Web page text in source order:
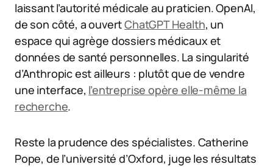
laissant l’autorité médicale au praticien. OpenAI,
de son côté, a ouvertChatGPT Health, un
espace qui agrège dossiers médicaux et
données de santé personnelles. La singularité
d’Anthropic est ailleurs : plutôt que de vendre
une interface, l’entreprise opère elle-même la
recherche.
Reste la prudence des spécialistes. Catherine
Pope, de l’université d’Oxford, juge les résultats